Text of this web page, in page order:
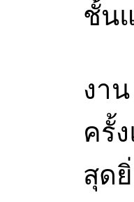
ชั้น
งา
ครั้
สุด